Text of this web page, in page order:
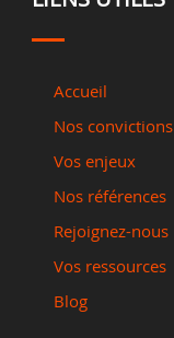
Accueil
Nos convictions
Vos enjeux
Nos références
Rejoignez-nous
Vos ressources
Blog